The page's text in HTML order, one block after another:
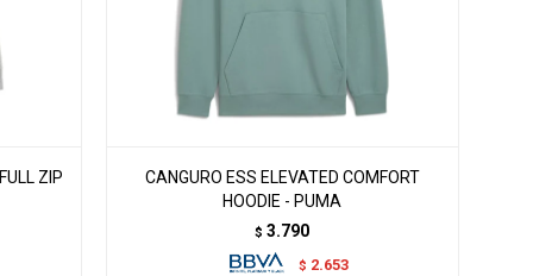
ZIP
CANGURO ESS ELEVATED COMFORT
HOODIE - PUMA
$ 3.790
$ 2.653